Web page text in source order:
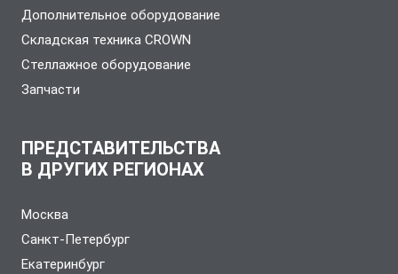
Дополнительное оборудование
Складская техника CROWN
Стеллажное оборудование
Запчасти
ПРЕДСТАВИТЕЛЬСТВА
В ДРУГИХ РЕГИОНАХ
Москва
Санкт-Петербург
Екатеринбург